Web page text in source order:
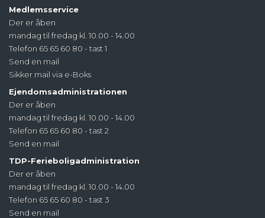
Medlemsservice
Der er åben
mandag til fredag kl. 10.00 - 14.00
Telefon 65 65 60 80 - tast 1
Send en mail
Sikker mail via e-Boks
Ejendomsadministrationen
Der er åben
mandag til fredag kl. 10.00 - 14.00
Telefon 65 65 60 80 - tast 2
Send en mail
TDP-Ferieboligadministration
Der er åben
mandag til fredag kl. 10.00 - 14.00
Telefon 65 65 60 80 - tast 3
Send en mail